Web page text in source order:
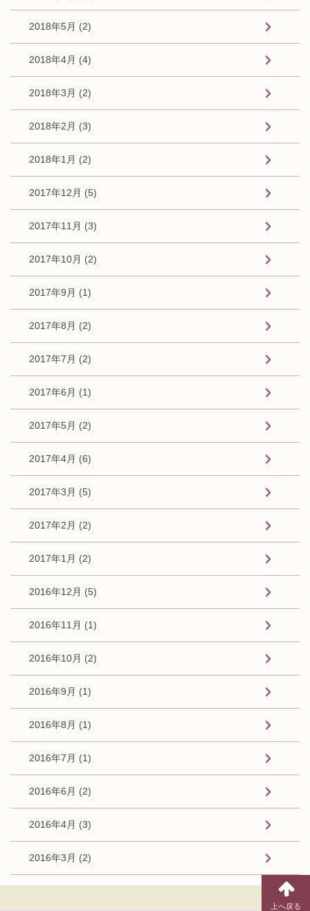
2018年5月 (2)
2018年4月 (4)
2018年3月 (2)
2018年2月 (3)
2018年1月 (2)
2017年12月 (5)
2017年11月 (3)
2017年10月 (2)
2017年9月 (1)
2017年8月 (2)
2017年7月 (2)
2017年6月 (1)
2017年5月 (2)
2017年4月 (6)
2017年3月 (5)
2017年2月 (2)
2017年1月 (2)
2016年12月 (5)
2016年11月 (1)
2016年10月 (2)
2016年9月 (1)
2016年8月 (1)
2016年7月 (1)
2016年6月 (2)
2016年4月 (3)
2016年3月 (2)